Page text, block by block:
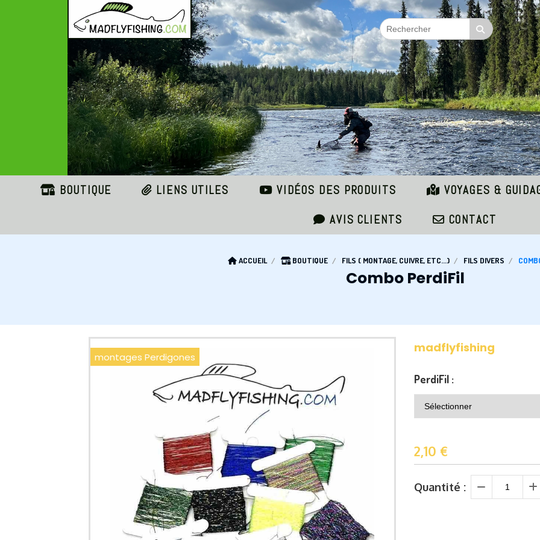
BOUTIQUE LIENS UTILES VIDÉOS DES PRODUITS VOYAGES &
AVIS CLIENTS
CONTACT
ACCUEIL BOUTIQUE FILS ( MONTAGE, CUIVRE, ETC...) FILS DIVERS
Combo PerdiFil
montages Perdigones
madflyfishing
PerdiFil :
2,10 €
Quantité :
Panneau de gestion des cookies